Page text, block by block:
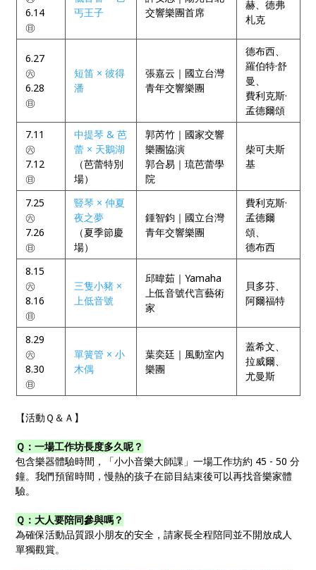
6.14
㊐
丐王子
交響樂團首席
赫、德弗
札克
6.27
㊅
6.28
㊐
短笛 × 彼得
潘
張嘉云｜國立台灣
青年交響樂團
德布西、
羅伯特·舒
曼、
費利克斯·
孟德爾頌
7.11
㊅
7.12
㊐
中提琴 & 芭
蕾 × 天鵝湖
（芭蕾特別
場）
郭芮竹｜國家交響
樂團協演
郭合易｜琉芭蕾學
院
柴可夫斯
基
7.25
㊅
7.26
㊐
豎琴 × 仲夏
夜之夢
（夏季節慶
場）
鍾智鈞｜國立台灣
青年交響樂團
費利克斯·
孟德爾
頌、
德布西
8.15
㊅
8.16
㊐
三隻小豬 ×
上低音號
邱暐茹｜Yamaha
上低音號代言藝術
家
貝多芬、
阿爾福特
8.29
㊅
8.30
㊐
單簧管 × 小
木偶
葉奕廷｜風動室內
樂團
蓋希文、
拉威爾、
尤曼斯
【活動Ｑ＆Ａ】
Ｑ：一場工作坊長度多久呢？
包含樂器體驗時間，「小小音樂大師課」一場工作坊約 45 - 50 分
鐘。我們預留時間，慢熱的孩子在節目結束後可以再找音樂家體
驗。
Ｑ：大人要陪同參與嗎？
為確保活動品質跟小朋友的安全，請家長全程陪同並不開放成人
單獨觀賞。